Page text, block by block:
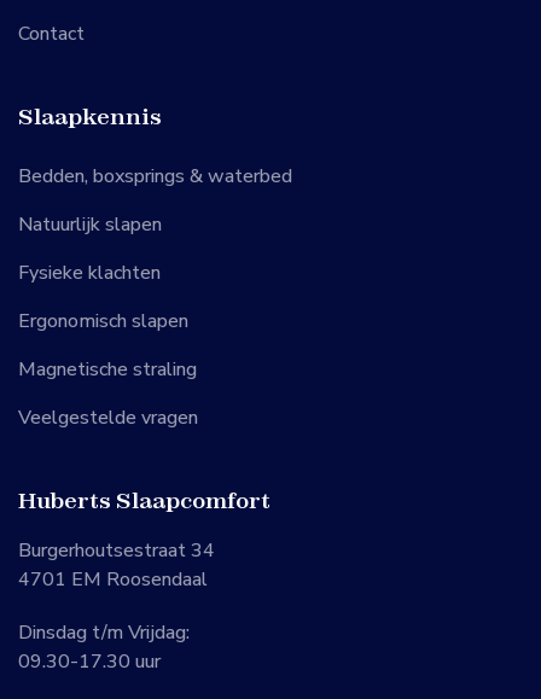
Contact
Slaapkennis
Bedden, boxsprings & waterbed
Natuurlijk slapen
Fysieke klachten
Ergonomisch slapen
Magnetische straling
Veelgestelde vragen
Huberts Slaapcomfort
Burgerhoutsestraat 34
4701 EM Roosendaal
Dinsdag t/m Vrijdag:
09.30-17.30 uur